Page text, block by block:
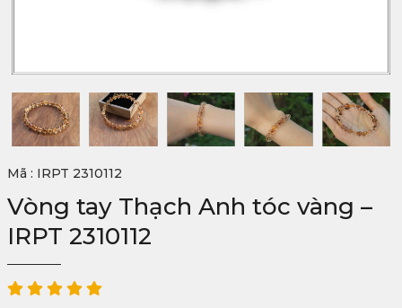
Mã : IRPT 2310112
Vòng tay Thạch Anh tóc vàng –
IRPT 2310112